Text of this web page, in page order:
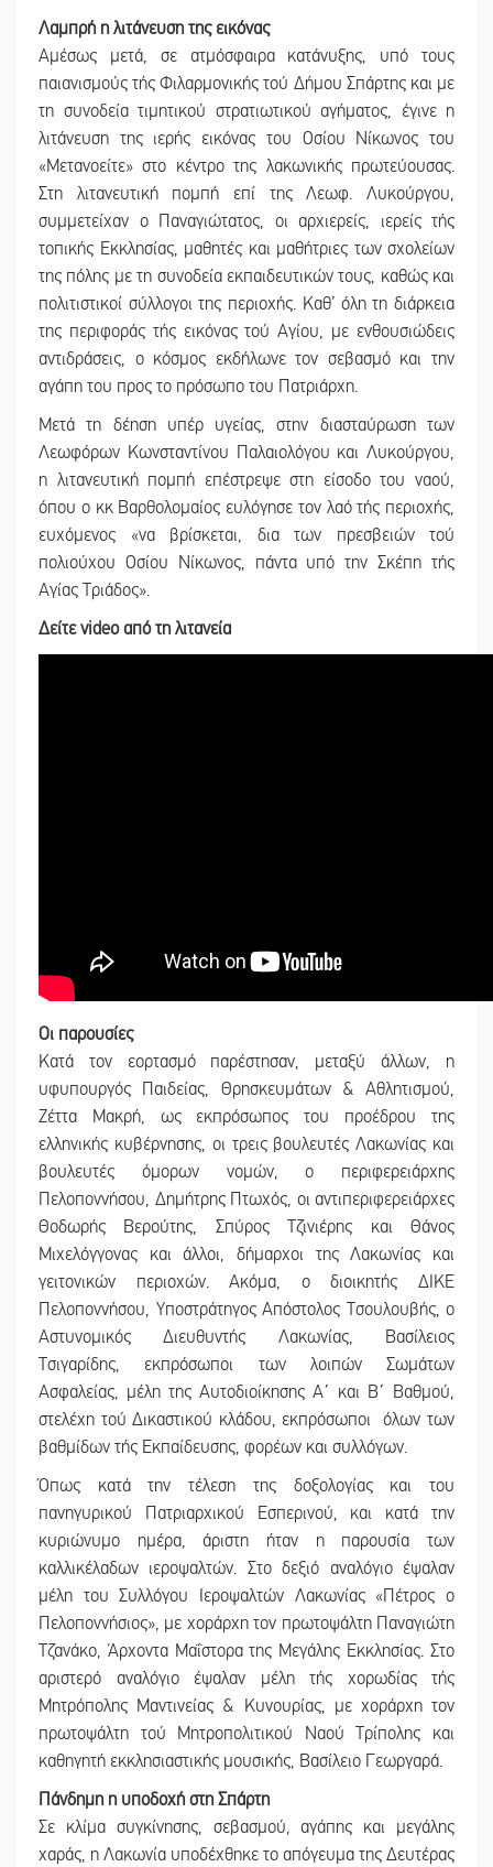
Λαμπρή η λιτάνευση της εικόνας
Αμέσως μετά, σε ατμόσφαιρα κατάνυξης, υπό τους
παιανισμούς τής Φιλαρμονικής τού Δήμου Σπάρτης και με
τη συνοδεία τιμητικού στρατιωτικού αγήματος, έγινε η
λιτάνευση της ιερής εικόνας του Οσίου Νίκωνος του
«Μετανοείτε» στο κέντρο της λακωνικής πρωτεύουσας.
Στη λιτανευτική πομπή επί της Λεωφ. Λυκούργου,
συμμετείχαν ο Παναγιώτατος, οι αρχιερείς, ιερείς τής
τοπικής Εκκλησίας, μαθητές και μαθήτριες των σχολείων
της πόλης με τη συνοδεία εκπαιδευτικών τους, καθώς και
πολιτιστικοί σύλλογοι της περιοχής. Καθ’ όλη τη διάρκεια
της περιφοράς τής εικόνας τού Αγίου, με ενθουσιώδεις
αντιδράσεις, ο κόσμος εκδήλωνε τον σεβασμό και την
αγάπη του προς το πρόσωπο του Πατριάρχη.
Μετά τη δέηση υπέρ υγείας, στην διασταύρωση των
Λεωφόρων Κωνσταντίνου Παλαιολόγου και Λυκούργου,
η λιτανευτική πομπή επέστρεψε στη είσοδο του ναού,
όπου ο κκ Βαρθολομαίος ευλόγησε τον λαό τής περιοχής,
ευχόμενος «να βρίσκεται, δια των πρεσβειών τού
πολιούχου Οσίου Νίκωνος, πάντα υπό την Σκέπη τής
Αγίας Τριάδος».
Δείτε video από τη λιτανεία
Οι παρουσίες
Κατά τον εορτασμό παρέστησαν, μεταξύ άλλων, η
υφυπουργός Παιδείας, Θρησκευμάτων & Αθλητισμού,
Ζέττα Μακρή, ως εκπρόσωπος του προέδρου της
ελληνικής κυβέρνησης, οι τρεις βουλευτές Λακωνίας και
βουλευτές όμορων νομών, ο περιφερειάρχης
Πελοποννήσου, Δημήτρης Πτωχός, οι αντιπεριφερειάρχες
Θοδωρής Βερούτης, Σπύρος Τζινιέρης και Θάνος
Μιχελόγγονας και άλλοι, δήμαρχοι της Λακωνίας και
γειτονικών περιοχών. Ακόμα, ο διοικητής ΔΙΚΕ
Πελοποννήσου, Υποστράτηγος Απόστολος Τσουλουβής, ο
Αστυνομικός Διευθυντής Λακωνίας, Βασίλειος
Τσιγαρίδης, εκπρόσωποι των λοιπών Σωμάτων
Ασφαλείας, μέλη της Αυτοδιοίκησης Α΄ και Β΄ Βαθμού,
στελέχη τού Δικαστικού κλάδου, εκπρόσωποι όλων των
βαθμίδων τής Εκπαίδευσης, φορέων και συλλόγων.
Όπως κατά την τέλεση της δοξολογίας και του
πανηγυρικού Πατριαρχικού Εσπερινού, και κατά την
κυριώνυμο ημέρα, άριστη ήταν η παρουσία των
καλλικέλαδων ιεροψαλτών. Στο δεξιό αναλόγιο έψαλαν
μέλη του Συλλόγου Ιεροψαλτών Λακωνίας «Πέτρος ο
Πελοποννήσιος», με χοράρχη τον πρωτοψάλτη Παναγιώτη
Τζανάκο, Άρχοντα Μαΐστορα της Μεγάλης Εκκλησίας. Στο
αριστερό αναλόγιο έψαλαν μέλη τής χορωδίας τής
Μητρόπολης Μαντινείας & Κυνουρίας, με χοράρχη τον
πρωτοψάλτη τού Μητροπολιτικού Ναού Τρίπολης και
καθηγητή εκκλησιαστικής μουσικής, Βασίλειο Γεωργαρά.
Πάνδημη η υποδοχή στη Σπάρτη
Σε κλίμα συγκίνησης, σεβασμού, αγάπης και μεγάλης
χαράς, η Λακωνία υποδέχθηκε το απόγευμα της Δευτέρας